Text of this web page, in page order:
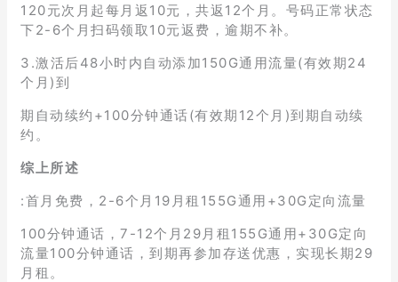
120元次月起每月返10元，共返12个月。号码正常状态
下2-6个月扫码领取10元返费，逾期不补。
3.激活后48小时内自动添加150G通用流量(有效期24
个月)到
期自动续约+100分钟通话(有效期12个月)到期自动续
约。
综上所述
:首月免费，2-6个月19月租155G通用+30G定向流量
100分钟通话，7-12个月29月租155G通用+30G定向
流量100分钟通话，到期再参加存送优惠，实现长期29
月租。